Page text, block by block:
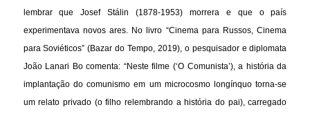
lembrar que Josef Stálin (1878-1953) morrera e que o país
experimentava novos ares. No livro “Cinema para Russos, Cinema
para Soviéticos” (Bazar do Tempo, 2019), o pesquisador e diplomata
João Lanari Bo comenta: “Neste filme (‘O Comunista’), a história da
implantação do comunismo em um microcosmo longínquo torna-se
um relato privado (o filho relembrando a história do pai), carregado